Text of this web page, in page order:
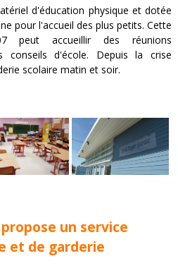
d'éducation physique et dotée
pour l'accueil des plus petits. Cette
peut accueillir des réunions
conseils d'école. Depuis la crise
scolaire matin et soir.
un service
et de garderie